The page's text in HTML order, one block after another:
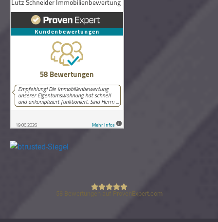
Lutz Schneider Immobilienbewertung
58 Bewertungen auf ProvenExpert.com